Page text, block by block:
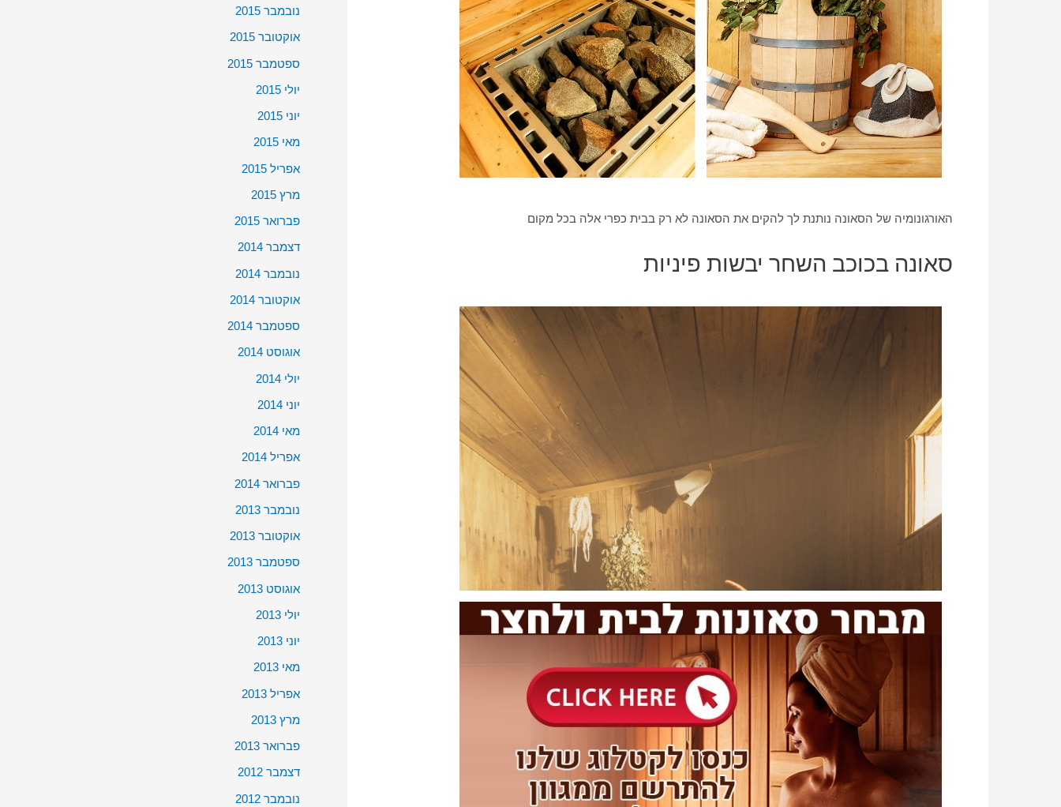
האורגונומיה של הסאונה נותנת לך להקים את הסאונה לא רק בבית כפרי אלה בכל מקום
סאונה בכוכב השחר יבשות פיניות
נובמבר 2015
אוקטובר 2015
ספטמבר 2015
יולי 2015
יוני 2015
מאי 2015
אפריל 2015
מרץ 2015
פברואר 2015
דצמבר 2014
נובמבר 2014
אוקטובר 2014
ספטמבר 2014
אוגוסט 2014
יולי 2014
יוני 2014
מאי 2014
אפריל 2014
פברואר 2014
נובמבר 2013
אוקטובר 2013
ספטמבר 2013
אוגוסט 2013
יולי 2013
יוני 2013
מאי 2013
אפריל 2013
מרץ 2013
פברואר 2013
דצמבר 2012
נובמבר 2012